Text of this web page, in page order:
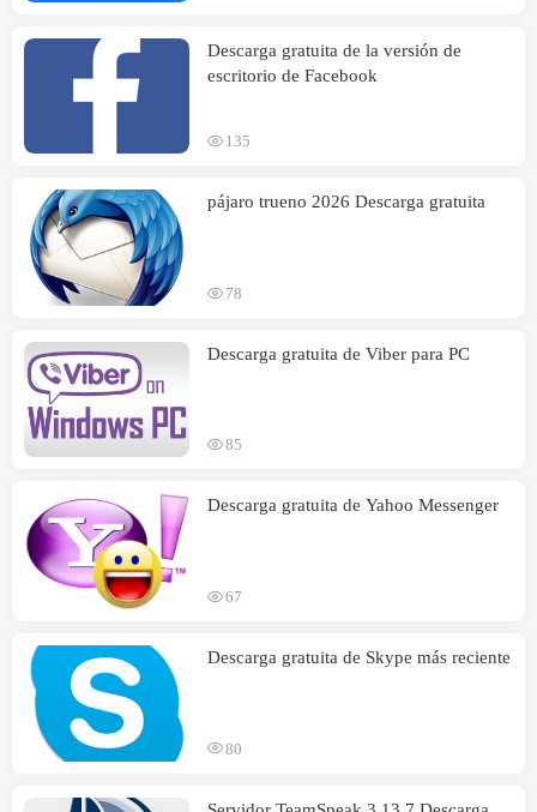
Descarga gratuita de la versión de
escritorio de Facebook
135
pájaro trueno 2026 Descarga gratuita
78
Descarga gratuita de Viber para PC
85
Descarga gratuita de Yahoo Messenger
67
Descarga gratuita de Skype más reciente
80